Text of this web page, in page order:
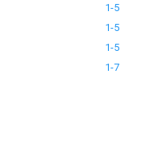
1-5
1-5
1-5
1-7